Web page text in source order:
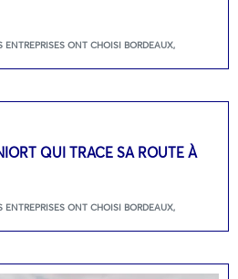
ENTREPRISES ONT CHOISI BORDEAUX,
QUI TRACE SA ROUTE À
ENTREPRISES ONT CHOISI BORDEAUX,